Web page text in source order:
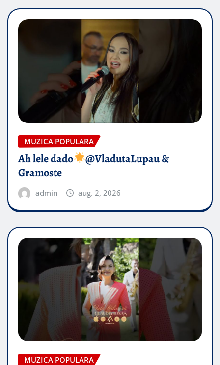
MUZICA POPULARA
Ah lele dado​
@VladutaLupau &
Gramoste
admin aug. 2, 2026
MUZICA POPULARA